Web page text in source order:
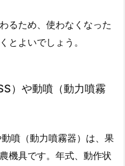
るため、使わなくなった
とよいでしょう。
）や動噴（動力噴霧
噴（動力噴霧器）は、果
機具です。年式、動作状